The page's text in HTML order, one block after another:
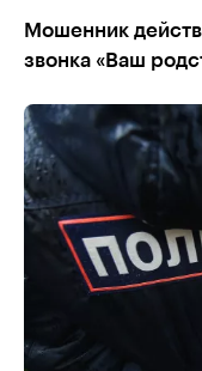
Мошенник
звонка «Ваш